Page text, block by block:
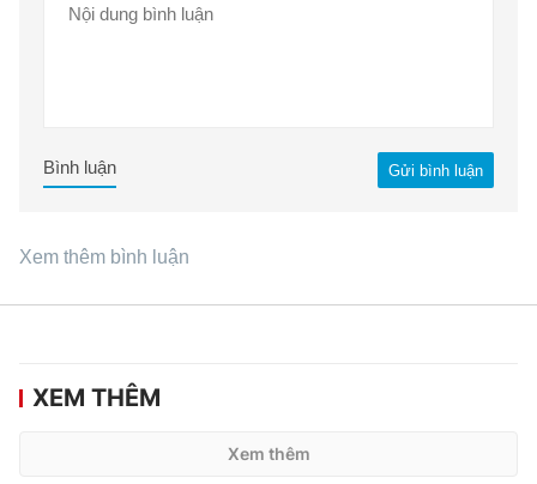
Gửi bình luận
Bình luận
Xem thêm bình luận
XEM THÊM
Xem thêm